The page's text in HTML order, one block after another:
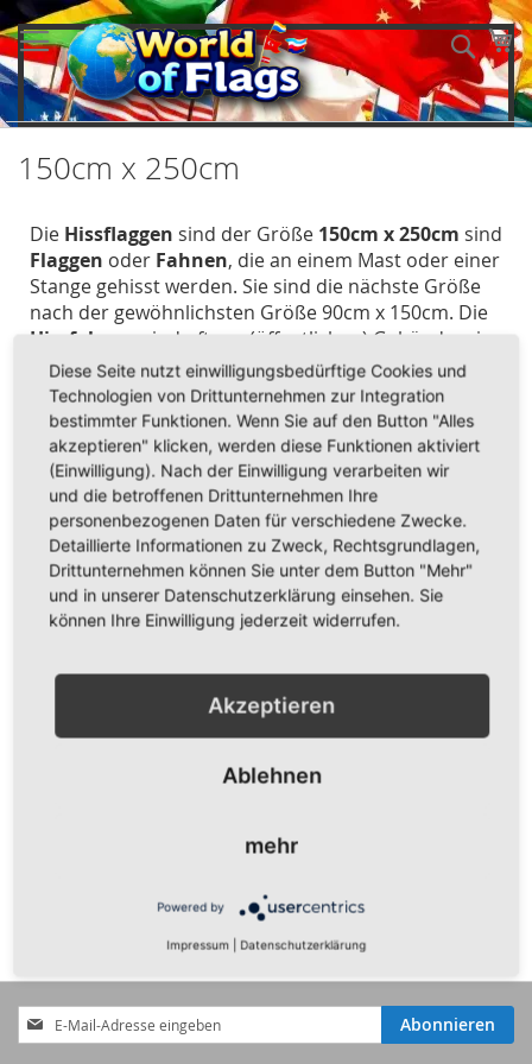
Direkt
zum
Inhalt
150cm x 250cm
Die Hissflaggen sind der Größe 150cm x 250cm sind
Flaggen oder Fahnen, die an einem Mast oder einer
Stange gehisst werden. Sie sind die nächste Größe
nach der gewöhnlichsten Größe 90cm x 150cm. Die
Hissfahnen
sind oft vor (öffentlichen) Gebäuden, in
Gärten, bei Veranstaltungen oder im Stadion zu
sehen. Sie dienen der Repräsentation von Nationen,
Bundesländern, Städten, Organisationen oder
besonderen Anlässen und sind entsprechend
gestaltet. Die Befestigung erfolgt meist über Ösen
oder ein spezielles Hisssystem, das ein einfaches
Hoch- und Herablassen der Fahne ermöglicht.
Zu den Länder >>
Sie haben keine Artikel auf Ihrem Wunschzettel.
Anmeldung
zum
Abonnieren
Diese Seite nutzt einwilligungsbedürftige Cookies und
Technologien von Drittunternehmen zur Integration
bestimmter Funktionen. Wenn Sie auf den Button "Alles
akzeptieren" klicken, werden diese Funktionen aktiviert
(Einwilligung). Nach der Einwilligung verarbeiten wir
und die betroffenen Drittunternehmen Ihre
personenbezogenen Daten für verschiedene Zwecke.
Detaillierte Informationen zu Zweck, Rechtsgrundlagen,
Drittunternehmen können Sie unter dem Button "Mehr"
und in unserer Datenschutzerklärung einsehen. Sie
können Ihre Einwilligung jederzeit widerrufen.
Akzeptieren
Ablehnen
mehr
Powered by
Impressum Datenschutzerklärung